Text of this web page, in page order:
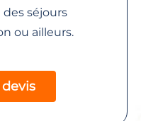
séjours
ou ailleurs.